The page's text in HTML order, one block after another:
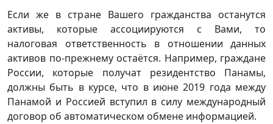
Если же в стране Вашего гражданства останутся
активы, которые ассоциируются с Вами, то
налоговая ответственность в отношении данных
активов по-прежнему остаётся. Например, граждане
России, которые получат резидентство Панамы,
должны быть в курсе, что в июне 2019 года между
Панамой и Россией вступил в силу международный
договор об автоматическом обмене информацией.